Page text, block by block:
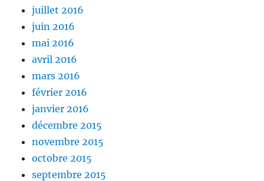
juillet 2016
juin 2016
mai 2016
avril 2016
mars 2016
février 2016
janvier 2016
décembre 2015
novembre 2015
octobre 2015
septembre 2015